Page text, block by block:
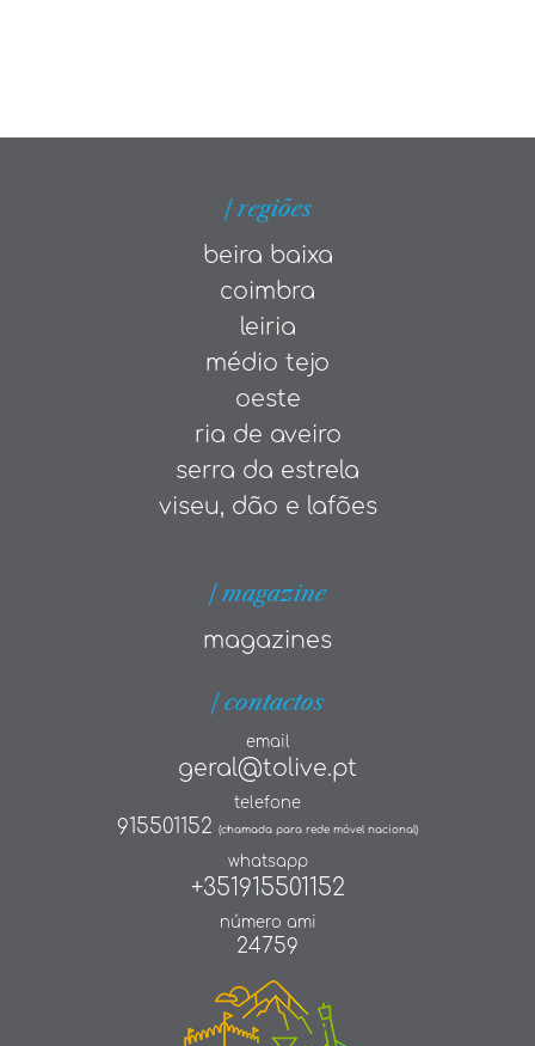
| regiões
beira baixa
coimbra
leiria
médio tejo
oeste
ria de aveiro
serra da estrela
viseu, dão e lafões
| magazine
magazines
| contactos
email
geral@tolive.pt
telefone
915501152 (chamada para rede móvel nacional)
whatsapp
+351915501152
número ami
24759